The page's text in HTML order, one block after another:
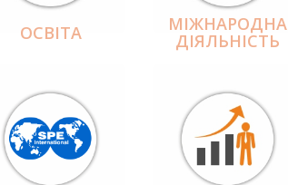
ОСВІТА МІЖНАРОДНА
ДІЯЛЬНІCТЬ